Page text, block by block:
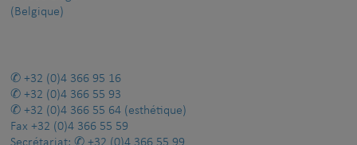
(Belgique)
+32 (0)4 366 95 16
+32 (0)4 366 55 93
+32 (0)4 366 55 64 (esthétique)
Fax +32 (0)4 366 55 59